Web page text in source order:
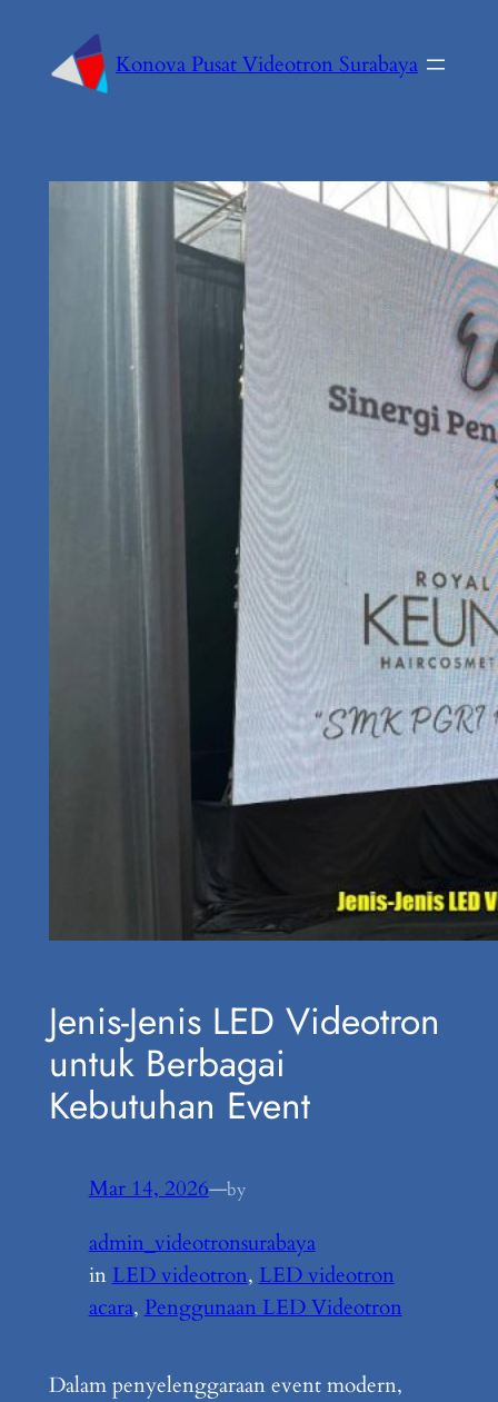
Konova Pusat Videotron Surabaya
Jenis-Jenis LED Videotron
untuk Berbagai
Kebutuhan Event
Mar 14, 2026—by
admin_videotronsurabaya
in LED videotron, LED videotron
acara, Penggunaan LED Videotron
Dalam penyelenggaraan event modern,